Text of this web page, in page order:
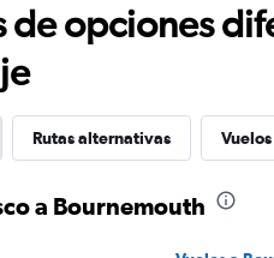
de opciones
Rutas alternativas
a Bournemouth